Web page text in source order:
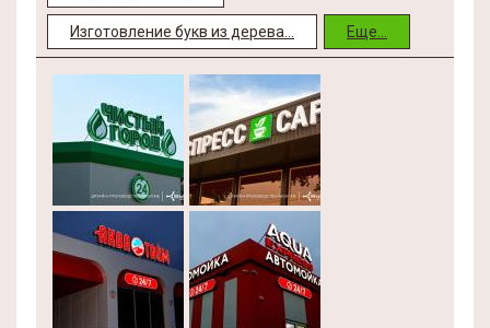
Изготовление букв из дерева... Еще...